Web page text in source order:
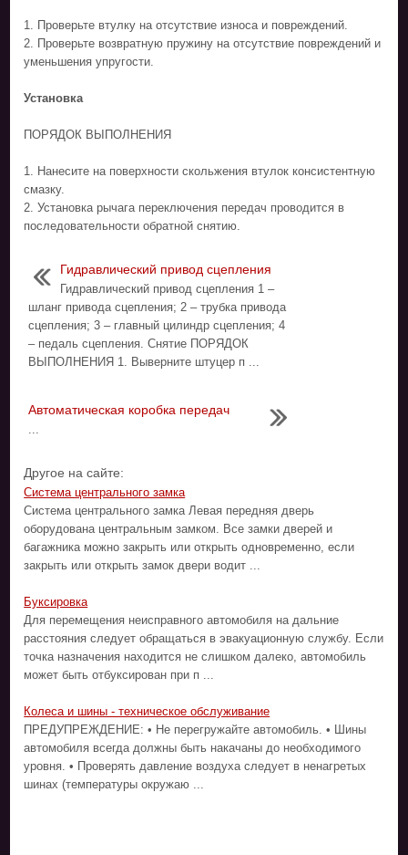
1. Проверьте втулку на отсутствие износа и повреждений.
2. Проверьте возвратную пружину на отсутствие повреждений и
уменьшения упругости.
Установка
ПОРЯДОК ВЫПОЛНЕНИЯ
1. Нанесите на поверхности скольжения втулок консистентную
смазку.
2. Установка рычага переключения передач проводится в
последовательности обратной снятию.
Гидравлический привод сцепления
Гидравлический привод сцепления 1 –
шланг привода сцепления; 2 – трубка привода
сцепления; 3 – главный цилиндр сцепления; 4
– педаль сцепления. Снятие ПОРЯДОК
ВЫПОЛНЕНИЯ 1. Выверните штуцер п ...
Автоматическая коробка передач
Другое на сайте:
Система центрального замка
Система центрального замка Левая передняя дверь
оборудована центральным замком. Все замки дверей и
багажника можно закрыть или открыть одновременно, если
закрыть или открыть замок двери водит ...
Буксировка
Для перемещения неисправного автомобиля на дальние
расстояния следует обращаться в эвакуационную службу. Если
точка назначения находится не слишком далеко, автомобиль
может быть отбуксирован при п ...
Колеса и шины - техническое обслуживание
ПРЕДУПРЕЖДЕНИЕ: • Не перегружайте автомобиль. • Шины
автомобиля всегда должны быть накачаны до необходимого
уровня. • Проверять давление воздуха следует в ненагретых
шинах (температуры окружаю ...